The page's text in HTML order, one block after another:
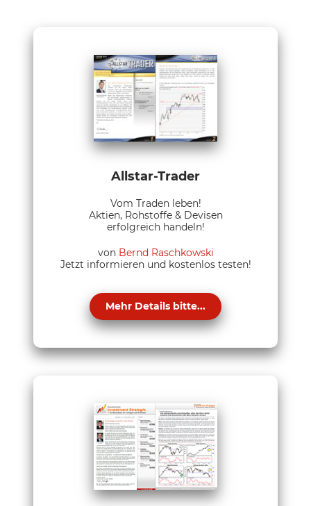
Allstar-Trader
Vom Traden leben!
Aktien, Rohstoffe & Devisen
erfolgreich handeln!
von Bernd Raschkowski
Jetzt informieren und kostenlos testen!
Mehr Details bitte...